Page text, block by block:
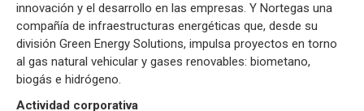
innovación y el desarrollo en las empresas. Y Nortegas una
compañía de infraestructuras energéticas que, desde su
división Green Energy Solutions, impulsa proyectos en torno
al gas natural vehicular y gases renovables: biometano,
biogás e hidrógeno.
Actividad corporativa